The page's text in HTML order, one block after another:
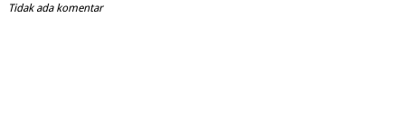
Tidak ada komentar